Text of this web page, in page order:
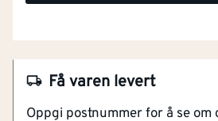
Få varen levert
Oppgi postnummer for å se om
Artikkelnummer 101205354
Bredde [mm] 145
Klimaeffe
-